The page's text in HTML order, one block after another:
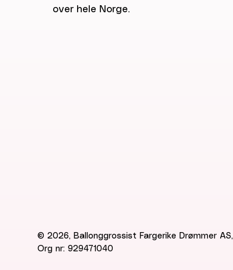
over hele Norge.
© 2026, Ballonggrossist Fargerike Drømmer AS,
Org nr: 929471040